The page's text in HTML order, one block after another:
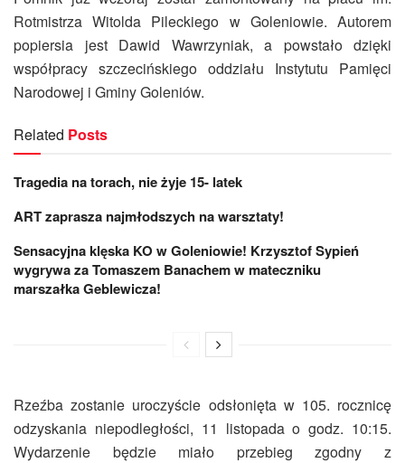
Rotmistrza Witolda Pileckiego w Goleniowie. Autorem
popiersia jest Dawid Wawrzyniak, a powstało dzięki
współpracy szczecińskiego oddziału Instytutu Pamięci
Narodowej i Gminy Goleniów.
Related Posts
Tragedia na torach, nie żyje 15- latek
ART zaprasza najmłodszych na warsztaty!
Sensacyjna klęska KO w Goleniowie! Krzysztof Sypień
wygrywa za Tomaszem Banachem w mateczniku
marszałka Geblewicza!
Rzeźba zostanie uroczyście odsłonięta w 105. rocznicę
odzyskania niepodległości, 11 listopada o godz. 10:15.
Wydarzenie będzie miało przebieg zgodny z